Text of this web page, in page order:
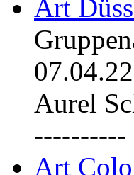
Art
07.04.22
Aurel
----------
Art